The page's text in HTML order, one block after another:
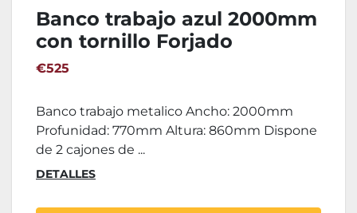
Banco trabajo azul 2000mm
con tornillo Forjado
€525
Banco trabajo metalico Ancho: 2000mm
Profunidad: 770mm Altura: 860mm Dispone
de 2 cajones de ...
DETALLES